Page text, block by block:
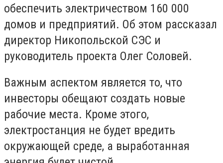
обеспечить электричеством 160 000
домов и предприятий. Об этом рассказал
директор Никопольской СЭС и
руководитель проекта Олег Соловей.
Важным аспектом является то, что
инвесторы обещают создать новые
рабочие места. Кроме этого,
электростанция не будет вредить
окружающей среде, а выработанная